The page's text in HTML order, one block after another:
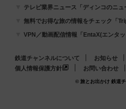
テレビ業界ニュース「ディンコのニュ
無料でお得な旅の情報をチェック「
VPN／動画配信情報「EntaX(エンタッ
鉄道チャンネルについて お知らせ
個人情報保護方針
お問い合わせ
© 旅とお出かけ 鉄道